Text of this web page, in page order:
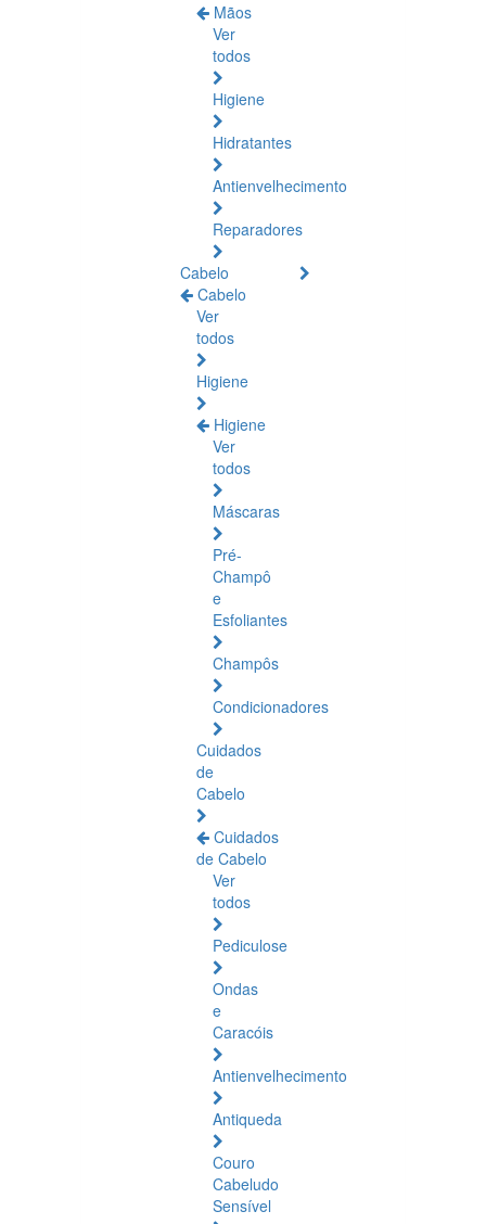
Mãos
Ver
todos
Higiene
Hidratantes
Antienvelhecimento
Reparadores
Cabelo
Cabelo
Ver
todos
Higiene
Higiene
Ver
todos
Máscaras
Pré-
Champô
e
Esfoliantes
Champôs
Condicionadores
Cuidados
de
Cabelo
Cuidados
de Cabelo
Ver
todos
Pediculose
Ondas
e
Caracóis
Antienvelhecimento
Antiqueda
Couro
Cabeludo
Sensível